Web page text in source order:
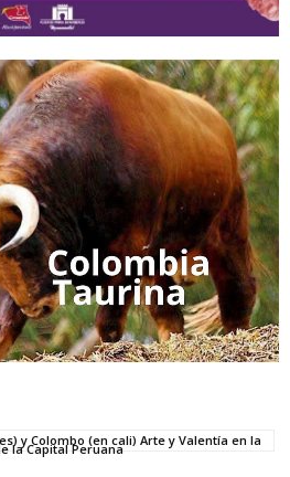
y Colombo (en cali) Arte y Valentía en la
la Capital Peruana